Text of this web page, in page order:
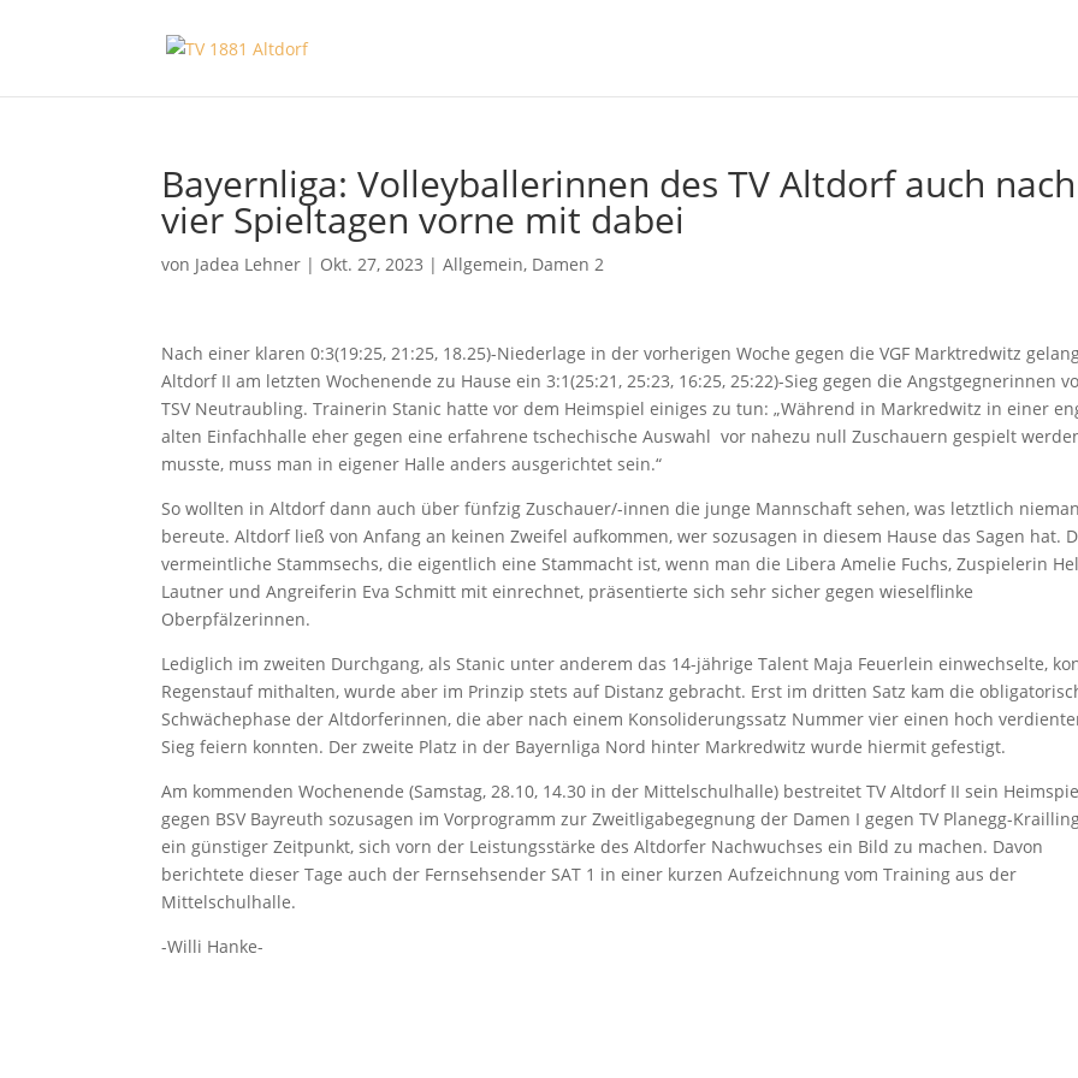
Bayernliga: Volleyballerinnen des TV Altdorf auch nach
vier Spieltagen vorne mit dabei
von Jadea Lehner | Okt. 27, 2023 |Allgemein, Damen 2
Nach einer klaren 0:3(19:25, 21:25, 18.25)-Niederlage in der vorherigen Woche gegen die VGF Marktredwitz
Altdorf II am letzten Wochenende zu Hause ein 3:1(25:21, 25:23, 16:25, 25:22)-Sieg gegen die Angstgegnerinnen
TSV Neutraubling. Trainerin Stanic hatte vor dem Heimspiel einiges zu tun: „Während in Markredwitz in einer
alten Einfachhalle eher gegen eine erfahrene tschechische Auswahl vor nahezu null Zuschauern gespielt
musste, muss man in eigener Halle anders ausgerichtet sein.“
So wollten in Altdorf dann auch über fünfzig Zuschauer/-innen die junge Mannschaft sehen, was letztlich
bereute. Altdorf ließ von Anfang an keinen Zweifel aufkommen, wer sozusagen in diesem Hause das Sagen hat.
vermeintliche Stammsechs, die eigentlich eine Stammacht ist, wenn man die Libera Amelie Fuchs, Zuspielerin
Lautner und Angreiferin Eva Schmitt mit einrechnet, präsentierte sich sehr sicher gegen wieselflinke
Oberpfälzerinnen.
Lediglich im zweiten Durchgang, als Stanic unter anderem das 14-jährige Talent Maja Feuerlein einwechselte,
Regenstauf mithalten, wurde aber im Prinzip stets auf Distanz gebracht. Erst im dritten Satz kam die
Schwächephase der Altdorferinnen, die aber nach einem Konsoliderungssatz Nummer vier einen hoch
Sieg feiern konnten. Der zweite Platz in der Bayernliga Nord hinter Markredwitz wurde hiermit gefestigt.
Am kommenden Wochenende (Samstag, 28.10, 14.30 in der Mittelschulhalle) bestreitet TV Altdorf II sein
gegen BSV Bayreuth sozusagen im Vorprogramm zur Zweitligabegegnung der Damen I gegen TV Planegg-
ein günstiger Zeitpunkt, sich vorn der Leistungsstärke des Altdorfer Nachwuchses ein Bild zu machen. Davon
berichtete dieser Tage auch der Fernsehsender SAT 1 in einer kurzen Aufzeichnung vom Training aus der
Mittelschulhalle.
-Willi Hanke-